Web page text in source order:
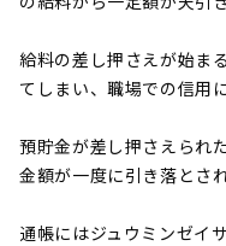
給料の差し押さえが始ま
てしまい、職場での信用
預貯金が差し押さえられ
金額が一度に引き落とされ
通帳にはジュウミンゼイ